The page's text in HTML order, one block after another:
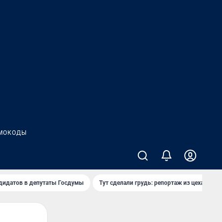
в депутаты Госдумы Тут сделали грудь: репортаж из цеха